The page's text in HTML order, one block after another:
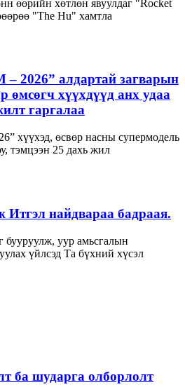
өөрийн хөтлөн явуулдаг "Rocket
"The Hu" хамтла
2026” алдартай загварын
өмсөгч хүүхдүүд анх удаа
гаргалаа
хүүхэд, өсвөр насны супермодель
тэмцээн 25 дахь жил
Итгэл найдвараа бадраая.
бууруулж, уур амьсгалын
үйлсэд Та бүхний хүсэл
ба шударга олборлолт